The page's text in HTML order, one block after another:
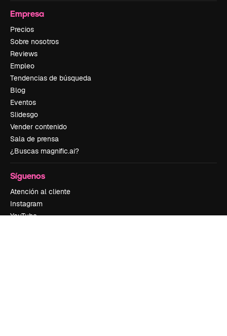
Empresa
Precios
Sobre nosotros
Reviews
Empleo
Tendencias de búsqueda
Blog
Eventos
Slidesgo
Vender contenido
Sala de prensa
¿Buscas magnific.ai?
Síguenos
Atención al cliente
Instagram
YouTube